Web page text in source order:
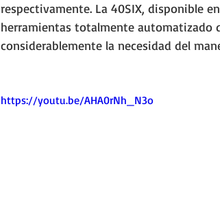
respectivamente. La 40SIX, disponible
herramientas totalmente automatizado
considerablemente la necesidad del
https://youtu.be/AHA0rNh_N3o